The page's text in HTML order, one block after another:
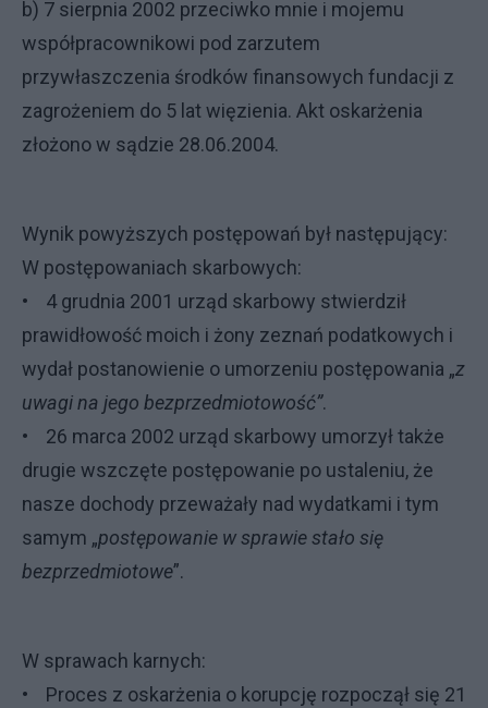
b) 7 sierpnia 2002 przeciwko mnie i mojemu
współpracownikowi pod zarzutem
przywłaszczenia środków finansowych fundacji z
zagrożeniem do 5 lat więzienia. Akt oskarżenia
złożono w sądzie 28.06.2004.
Wynik powyższych postępowań był następujący:
W postępowaniach skarbowych:
• 4 grudnia 2001 urząd skarbowy stwierdził
prawidłowość moich i żony zeznań podatkowych i
wydał postanowienie o umorzeniu postępowania „z
uwagi na jego bezprzedmiotowość”.
• 26 marca 2002 urząd skarbowy umorzył także
drugie wszczęte postępowanie po ustaleniu, że
nasze dochody przeważały nad wydatkami i tym
samym „postępowanie w sprawie stało się
bezprzedmiotowe”.
W sprawach karnych:
• Proces z oskarżenia o korupcję rozpoczął się 21